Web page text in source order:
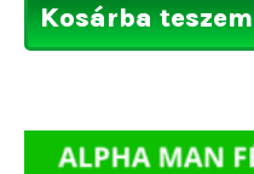
Kosárba teszem